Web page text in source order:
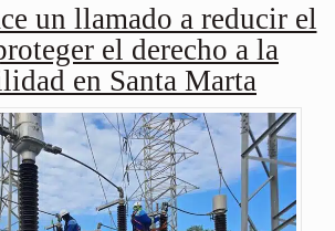
un llamado a reducir el
el derecho a la
en Santa Marta